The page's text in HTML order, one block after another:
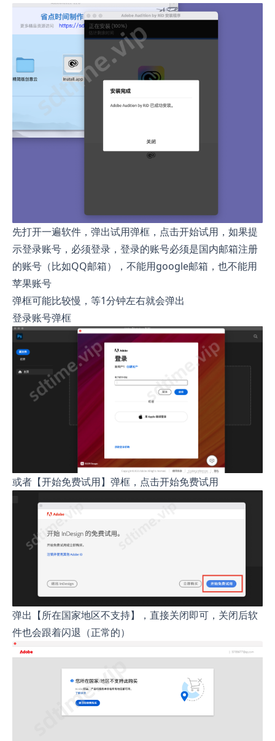
先打开一遍软件，弹出试用弹框，点击开始试用，如果提
示登录账号，必须登录，登录的账号必须是国内邮箱注册
的账号（比如QQ邮箱），不能用google邮箱，也不能用
苹果账号
弹框可能比较慢，等1分钟左右就会弹出
登录账号弹框
或者【开始免费试用】弹框，点击开始免费试用
弹出【所在国家地区不支持】，直接关闭即可，关闭后软
件也会跟着闪退（正常的）